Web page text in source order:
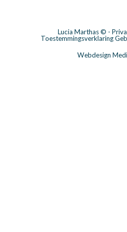
Lucia Marthas © -
Toestemmingsverklaring
Webdesign